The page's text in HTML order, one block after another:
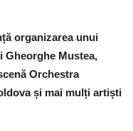
organizarea unui
Gheorghe Mustea,
Orchestra
și mai mulți artiști